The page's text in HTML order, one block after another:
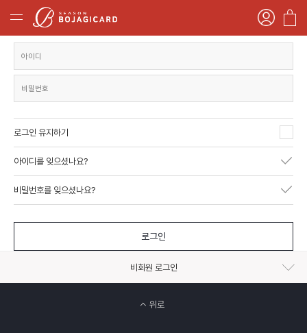
로그인 유지하기
아이디를 잊으셨나요?
비밀번호를 잊으셨나요?
로그인
비회원 로그인
위로